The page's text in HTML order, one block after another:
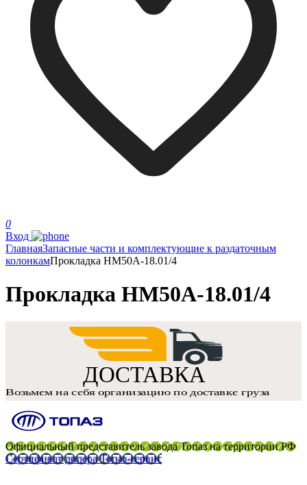
0
Вход
ГлавнаяЗапасные части и комплектующие к раздаточным
колонкамПрокладка НМ50А-18.01/4
Прокладка НМ50А-18.01/4
Официальный представитель завода Топаз на территории РФ
Сертификат дилера Топаз-сервис